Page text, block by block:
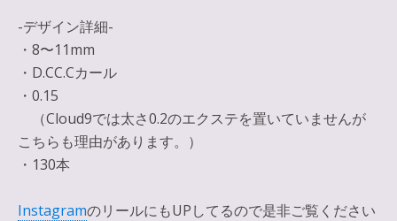
-デザイン詳細-
・8〜11mm
・D.CC.Cカール
・0.15
（Cloud9では太さ0.2のエクステを置いていませんが
こちらも理由があります。）
・130本
InstagramのリールにもUPしてるので是非ご覧ください